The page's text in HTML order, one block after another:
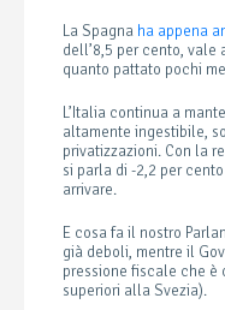
La Spagna ha appena
dell’8,5 per cento, vale
quanto pattato pochi
L’Italia continua a
altamente ingestibile,
privatizzazioni. Con la
si parla di -2,2 per
arrivare.
E cosa fa il nostro
già deboli, mentre il
pressione fiscale che è
superiori alla Svezia).